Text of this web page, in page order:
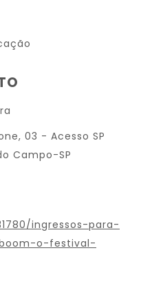
03 - Acesso SP
Campo-SP
ingressos-para-
o-festival-